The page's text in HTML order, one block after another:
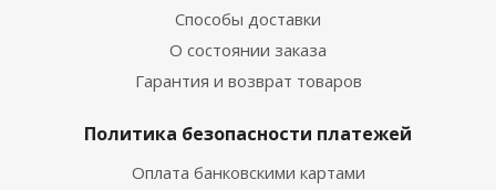
Способы доставки
О состоянии заказа
Гарантия и возврат товаров
Политика безопасности платежей
Оплата банковскими картами